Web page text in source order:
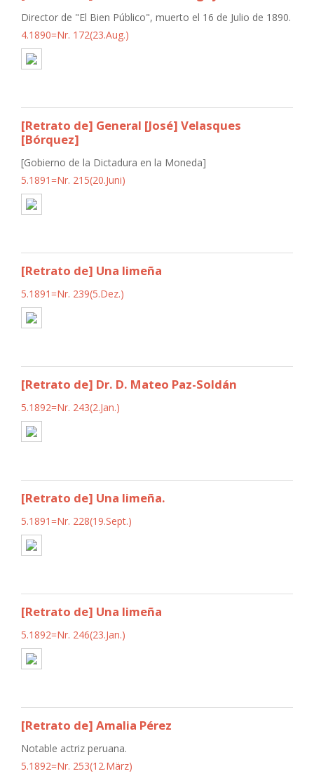
Director de "El Bien Público", muerto el 16 de Julio de 1890.
4.1890=Nr. 172(23.Aug.)
[Retrato de] General [José] Velasques
[Bórquez]
[Gobierno de la Dictadura en la Moneda]
5.1891=Nr. 215(20.Juni)
[Retrato de] Una limeña
5.1891=Nr. 239(5.Dez.)
[Retrato de] Dr. D. Mateo Paz-Soldán
5.1892=Nr. 243(2.Jan.)
[Retrato de] Una limeña.
5.1891=Nr. 228(19.Sept.)
[Retrato de] Una limeña
5.1892=Nr. 246(23.Jan.)
[Retrato de] Amalia Pérez
Notable actriz peruana.
5.1892=Nr. 253(12.März)